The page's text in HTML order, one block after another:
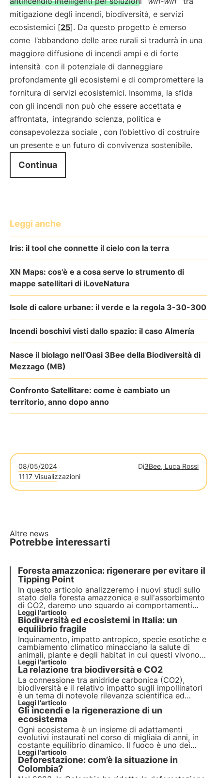
mitigazione degli incendi, biodiversità, e servizi
ecosistemici [25]. Da questo progetto è emerso
come l’abbandono delle aree rurali si tradurrà in una
maggiore diffusione di incendi ampi e di forte
intensità con il potenziale di danneggiare
profondamente gli ecosistemi e di compromettere la
fornitura di servizi ecosistemici. Insomma, la sfida
con gli incendi non può che essere accettata e
affrontata, integrando scienza, politica e
consapevolezza sociale , con l’obiettivo di costruire
un presente e un futuro di convivenza sostenibile.
Continua
Leggi anche
Iris: il tool che connette il cielo con la terra
XN Maps: cos'è e a cosa serve lo strumento di
mappe satellitari di iLoveNatura
Isole di calore urbane: il verde e la regola 3-30-300
Incendi boschivi visti dallo spazio: il caso Almería
Nasce il biolago nell'Oasi 3Bee della Biodiversità di
Mezzago (MB)
Confronto Satellitare: come è cambiato un
territorio, anno dopo anno
08/05/2024 Di3Bee, Luca Rossi
1117 Visualizzazioni
Altre news
Potrebbe interessarti
Foresta amazzonica: rigenerare per evitare il
Tipping Point
In questo articolo analizzeremo i nuovi studi sullo
stato della foresta amazzonica e sull'assorbimento
di CO2, daremo uno sguardo ai comportamenti
delle principali potenze e forniremo gli esempi
3Bee su come monitorare e rigenerare la
biodiversità di un territorio fortemente in declino.
Leggi l'articolo
Biodiversità ed ecosistemi in Italia: un
equilibrio fragile
Inquinamento, impatto antropico, specie esotiche e
cambiamento climatico minacciano la salute di
animali, piante e degli habitat in cui questi vivono.
Il programma delle Nazioni Unite entro il 2030
prevede protezione e ripristino. Ma servono azioni
puntuali.
Leggi l'articolo
La relazione tra biodiversità e CO2
La connessione tra anidride carbonica (CO2),
biodiversità e il relativo impatto sugli impollinatori
è un tema di notevole rilevanza scientifica ed
ambientale, poiché coinvolge l'interazione
complessa tra il cambiamento climatico, l'ambiente
naturale e la salute degli insetti impollinatori.
Leggi l'articolo
Gli incendi e la rigenerazione di un
ecosistema
Ogni ecosistema è un insieme di adattamenti
evolutivi instaurati nel corso di migliaia di anni, in
costante equilibrio dinamico. Il fuoco è uno dei
tanti fattori che esercita una pressione selettiva
sulle specie vegetali e animali e determina degli
adattamenti molto interessanti.
Leggi l'articolo
Deforestazione: com’è la situazione in
Colombia?